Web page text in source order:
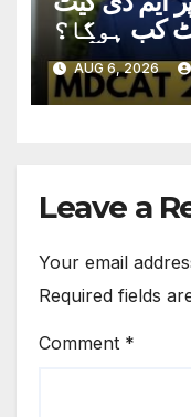
کب ہوگا؟
سامنے آگئی
AUG 6, 2026
Leave a
Your email
Required fields
Comment *